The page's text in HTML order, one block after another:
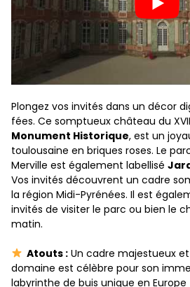
Plongez vos invités dans un décor
fées. Ce somptueux château du
Monument Historique, est un
toulousaine en briques roses. Le
Merville est également labellisé
Vos invités découvrent un cadre
la région Midi-Pyrénées. Il est
invités de visiter le parc ou bien le
matin.
Atouts :Un cadre majestueux
domaine est célèbre pour son
labyrinthe de buis unique en